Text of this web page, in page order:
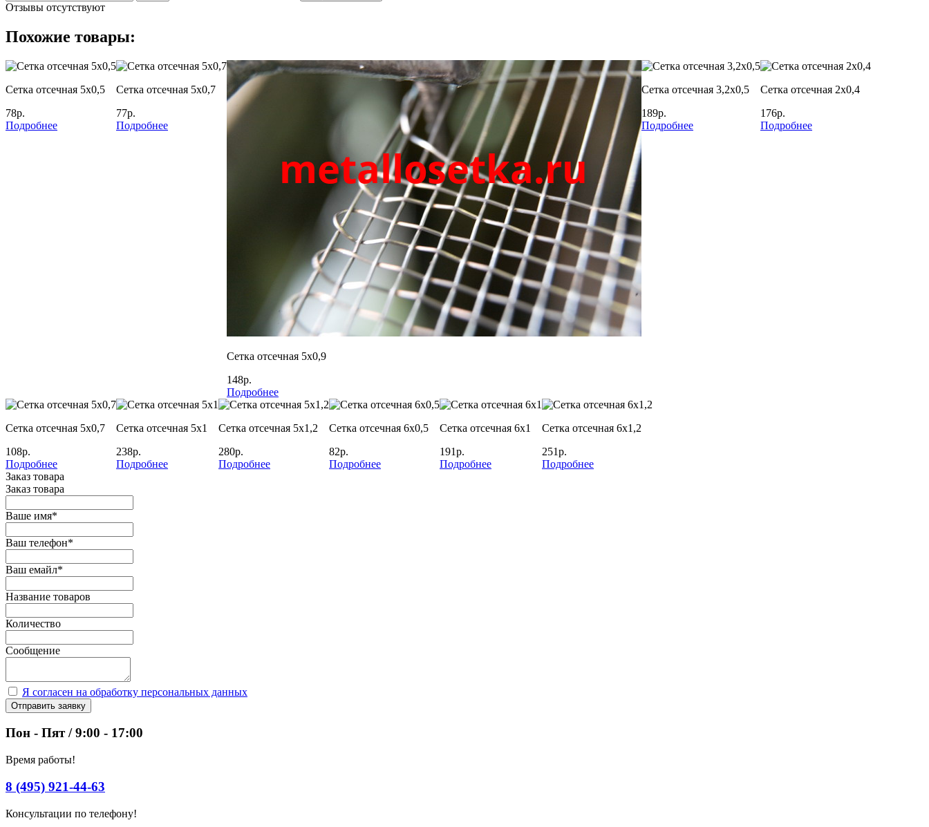
Отзывы отсутствуют
Похожие товары:
Cетка отсечная 5х0,5
78р.
Подробнее
Cетка отсечная 5х0,7
77р.
Подробнее
Сетка отсечная 5х0,9
148р.
Подробнее
Сетка отсечная 3,2х0,5
189р.
Подробнее
Сетка отсечная 2х0,4
176р.
Подробнее
Сетка отсечная 5х0,7
108р.
Подробнее
Сетка отсечная 5х1
238р.
Подробнее
Сетка отсечная 5х1,2
280р.
Подробнее
Сетка отсечная 6х0,5
82р.
Подробнее
Сетка отсечная 6х1
191р.
Подробнее
Сетка отсечная 6х1,2
251р.
Подробнее
Заказ товара
Заказ товара
Ваше имя*
Ваш телефон*
Ваш емайл*
Название товаров
Количество
Сообщение
Я согласен на обработку персональных данных
Отправить заявку
Пон - Пят / 9:00 - 17:00
Время работы!
8 (495) 921-44-63
Консультации по телефону!